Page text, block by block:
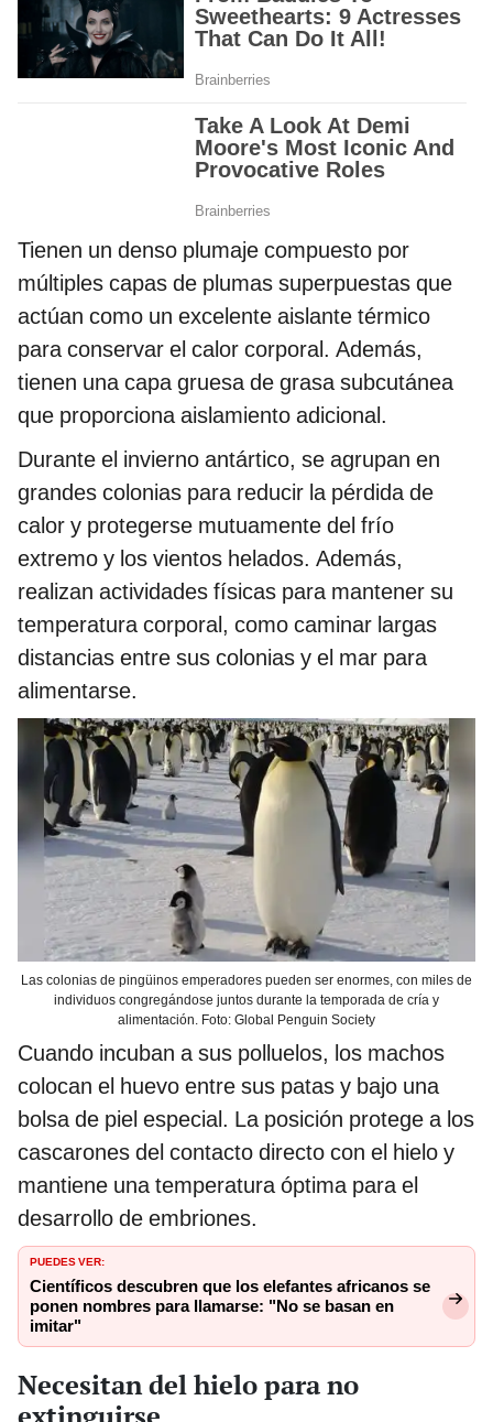
Tienen un denso plumaje compuesto por
múltiples capas de plumas superpuestas que
actúan como un excelente aislante térmico
para conservar el calor corporal. Además,
tienen una capa gruesa de grasa subcutánea
que proporciona aislamiento adicional.
Durante el invierno antártico, se agrupan en
grandes colonias para reducir la pérdida de
calor y protegerse mutuamente del frío
extremo y los vientos helados. Además,
realizan actividades físicas para mantener su
temperatura corporal, como caminar largas
distancias entre sus colonias y el mar para
alimentarse.
Las colonias de pingüinos emperadores pueden ser enormes, con miles de
individuos congregándose juntos durante la temporada de cría y
alimentación. Foto: Global Penguin Society
Cuando incuban a sus polluelos, los machos
colocan el huevo entre sus patas y bajo una
bolsa de piel especial. La posición protege a los
cascarones del contacto directo con el hielo y
mantiene una temperatura óptima para el
desarrollo de embriones.
PUEDES VER:
Científicos descubren que los elefantes africanos se
ponen nombres para llamarse: "No se basan en
imitar"
Necesitan del hielo para no